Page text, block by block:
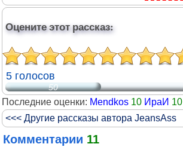
Оцените этот рассказ:
5 голосов
50
Последние оценки: Mendkos 10 ИраИ 10
<<< Другие рассказы автора JeansAss
Комментарии 11